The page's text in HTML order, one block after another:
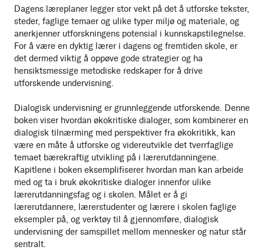
Dagens læreplaner legger stor vekt på det å utforske tekster,
steder, faglige temaer og ulike typer miljø og materiale, og
anerkjenner utforskningens potensial i kunnskapstilegnelse.
For å være en dyktig lærer i dagens og fremtiden skole, er
det dermed viktig å oppøve gode strategier og ha
hensiktsmessige metodiske redskaper for å drive
utforskende undervisning.
Dialogisk undervisning er grunnleggende utforskende. Denne
boken viser hvordan økokritiske dialoger, som kombinerer en
dialogisk tilnærming med perspektiver fra økokritikk, kan
være en måte å utforske og videreutvikle det tverrfaglige
temaet bærekraftig utvikling på i lærerutdanningene.
Kapitlene i boken eksemplifiserer hvordan man kan arbeide
med og ta i bruk økokritiske dialoger innenfor ulike
lærerutdanningsfag og i skolen. Målet er å gi
lærerutdannere, lærerstudenter og lærere i skolen faglige
eksempler på, og verktøy til å gjennomføre, dialogisk
undervisning der samspillet mellom mennesker og natur står
sentralt.